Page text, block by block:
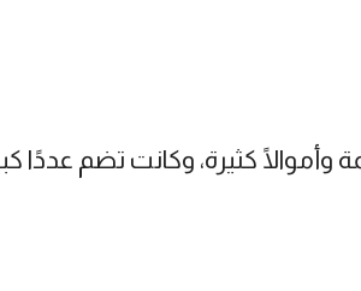
كثيرة، وكانت تضم عددًا